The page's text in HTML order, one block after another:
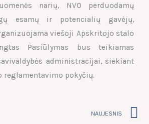
narių, NVO perduodamų
esamų ir potencialių gavėjų,
viešoji Apskritojo stalo
Pasiūlymas bus teikiamas
administracijai, siekiant
pokyčių.
NAUJESNIS